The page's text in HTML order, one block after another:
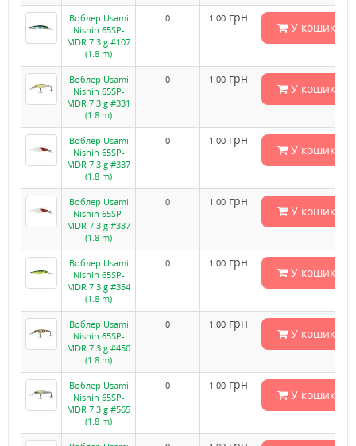
Воблер Usami
Nishin 65SP-
MDR 7.3 g #107
(1.8 m)
0 1.00 грн
У кошик
Воблер Usami
Nishin 65SP-
MDR 7.3 g #331
(1.8 m)
0 1.00 грн
У кошик
Воблер Usami
Nishin 65SP-
MDR 7.3 g #337
(1.8 m)
0 1.00 грн
У кошик
Воблер Usami
Nishin 65SP-
MDR 7.3 g #337
(1.8 m)
0 1.00 грн
У кошик
Воблер Usami
Nishin 65SP-
MDR 7.3 g #354
(1.8 m)
0 1.00 грн
У кошик
Воблер Usami
Nishin 65SP-
MDR 7.3 g #450
(1.8 m)
0 1.00 грн
У кошик
Воблер Usami
Nishin 65SP-
MDR 7.3 g #565
(1.8 m)
0 1.00 грн
У кошик